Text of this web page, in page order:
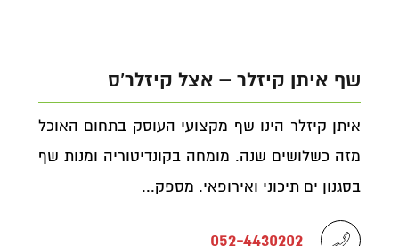
שף איתן קיזלר – אצל קיזלר'ס
איתן קיזלר הינו שף מקצועי העוסק בתחום האוכל
מזה כשלושים שנה. מומחה בקונדיטוריה ומנות שף
בסגנון ים תיכוני ואירופאי. מספק...
052-4430202